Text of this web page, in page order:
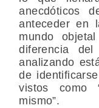
anecdóticos
anteceder en
mundo
diferencia
analizando
de
vistos como
mismo”.